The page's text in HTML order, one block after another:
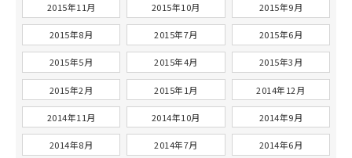
2015年11月 2015年10月 2015年9月
2015年8月 2015年7月 2015年6月
2015年5月 2015年4月 2015年3月
2015年2月 2015年1月 2014年12月
2014年11月 2014年10月 2014年9月
2014年8月 2014年7月 2014年6月